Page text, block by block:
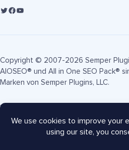
Copyright © 2007-2026 Semper
AIOSEO® und All in One SEO Pack®
Marken von Semper Plugins, LLC.
Nutzungsbedingungen
FTC-Offenlegung